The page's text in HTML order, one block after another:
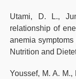
Utami, D. L.,
relationship of
anemia
Nutrition and
Youssef, M. A.